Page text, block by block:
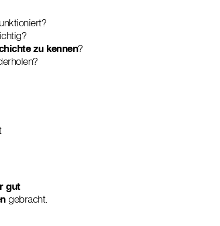
zu kennen?
gut
gebracht.